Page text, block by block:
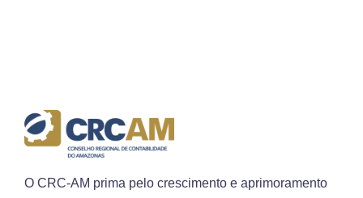
O CRC-AM prima pelo crescimento e aprimoramento